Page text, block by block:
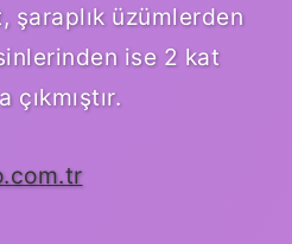
şaraplık üzümlerden
ise 2 kat